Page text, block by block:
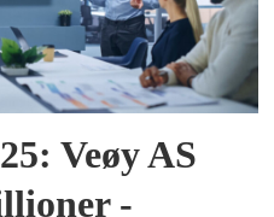
Veøy AS
-